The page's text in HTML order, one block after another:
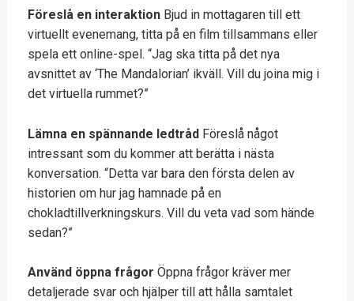
Föreslå en interaktionBjud in mottagaren till ett
virtuellt evenemang, titta på en film tillsammans eller
spela ett online-spel. “Jag ska titta på det nya
avsnittet av ‘The Mandalorian’ ikväll. Vill du joina mig i
det virtuella rummet?”
Lämna en spännande ledtrådFöreslå något
intressant som du kommer att berätta i nästa
konversation. “Detta var bara den första delen av
historien om hur jag hamnade på en
chokladtillverkningskurs. Vill du veta vad som hände
sedan?”
Använd öppna frågor Öppna frågor kräver mer
detaljerade svar och hjälper till att hålla samtalet